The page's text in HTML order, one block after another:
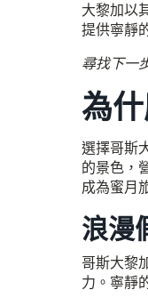
大黎加以
提供寧靜
尋找下一
為
選擇哥斯
的景色，
成為蜜月
浪漫
哥斯大黎
力。寧靜